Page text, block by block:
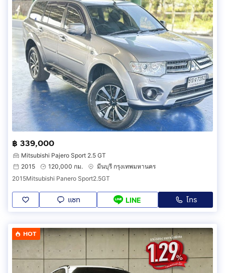
฿ 339,000
Mitsubishi Pajero Sport 2.5 GT
2015
120,000 กม.
มีนบุรี กรุงเทพมหานคร
2015Mitsubishi Panero Sport2.5GT
แชท LINE โทร
HOT